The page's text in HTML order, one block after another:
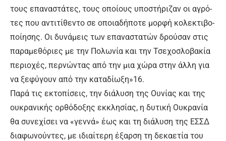
τους ε­πα­να­στά­τες, τους ο­ποί­ους υ­πο­στή­ρι­ζαν οι α­γρό­
τες που α­ντι­τί­θε­ντο σε ο­ποια­δή­πο­τε μορ­φή κο­λε­κτι­βο­
ποί­η­σης. Οι δυ­νά­μεις των ε­πα­να­στα­τών δρού­σαν στις
πα­ρα­με­θό­ριες με την Πο­λω­νί­α και την Τσε­χο­σλο­βα­κί­α
πε­ριο­χές, περ­νώ­ντας α­πό την μια χώ­ρα στην άλ­λη για
να ξε­φύ­γουν α­πό την κα­τα­δί­ω­ξη»16.
Πα­ρά τις ε­κτο­πί­σεις, την διά­λυ­ση της Ου­νί­ας και της
ου­κρα­νι­κής ορ­θό­δο­ξης εκ­κλη­σί­ας, η δυ­τι­κή Ου­κρα­νί­α
θα συ­νε­χί­σει να «γεν­νά» έ­ως και τη διά­λυ­ση της ΕΣ­ΣΔ
δια­φω­νού­ντες, με ι­διαί­τε­ρη έ­ξαρ­ση τη δε­κα­ε­τί­α του